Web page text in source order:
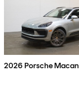
2026 Porsche Macan